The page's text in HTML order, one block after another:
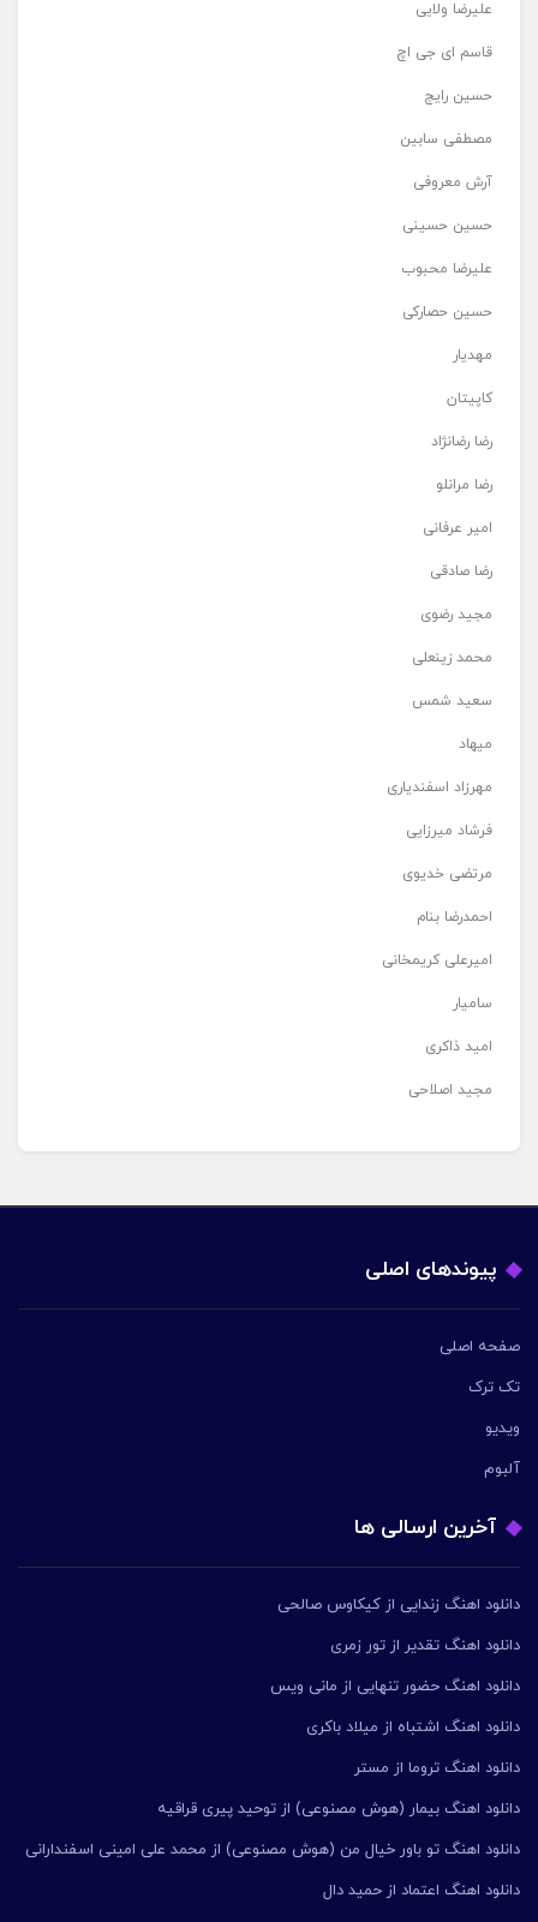
علیرضا ولایی
قاسم ای جی اچ
حسین رایج
مصطفی سابین
آرش معروفی
حسین حسینی
علیرضا محبوب
حسین حصارکی
مهدیار
کاپیتان
رضا رضانژاد
رضا مرانلو
امیر عرفانی
رضا صادقی
مجید رضوی
محمد زینعلی
سعید شمس
میهاد
مهرزاد اسفندیاری
فرشاد میرزایی
مرتضی خدیوی
احمدرضا بنام
امیرعلی کریمخانی
سامیار
امید ذاکری
مجید اصلاحی
پیوندهای اصلی
صفحه اصلی
تک ترک
ویدیو
آلبوم
آخرین ارسالی ها
دانلود اهنگ زندایی از کیکاوس صالحی
دانلود اهنگ تقدیر از تور زمری
دانلود اهنگ حضور تنهایی از مانی ویس
دانلود اهنگ اشتباه از میلاد باکری
دانلود اهنگ تروما از مستر
دانلود اهنگ بیمار (هوش مصنوعی) از توحید پیری قراقیه
دانلود اهنگ تو باور خیال من (هوش مصنوعی) از محمد علی امینی اسفندارانی
دانلود اهنگ اعتماد از حمید دال